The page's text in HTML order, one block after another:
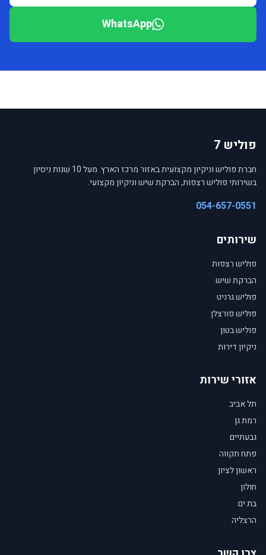
WhatsApp
פוליש 7
חברת פוליש וניקיון מקצועית באזור מרכז הארץ. מעל 10 שנות ניסיון
בשירותי פוליש רצפות, הברקת שיש וניקיון מקצועי.
054-657-0551
שירותים
פוליש רצפות
הברקת שיש
פוליש גרניט
פוליש פורצלן
פוליש בטון
ניקיון דירות
אזורי שירות
תל אביב
רמת גן
גבעתיים
פתח תקווה
ראשון לציון
חולון
בת ים
הרצליה